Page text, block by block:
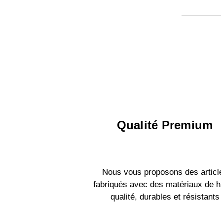
Qualité Premium
Nous vous proposons des
fabriqués avec des matériaux de
qualité, durables et résistants